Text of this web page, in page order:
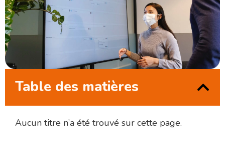
Table des matières
Aucun titre n’a été trouvé sur cette page.